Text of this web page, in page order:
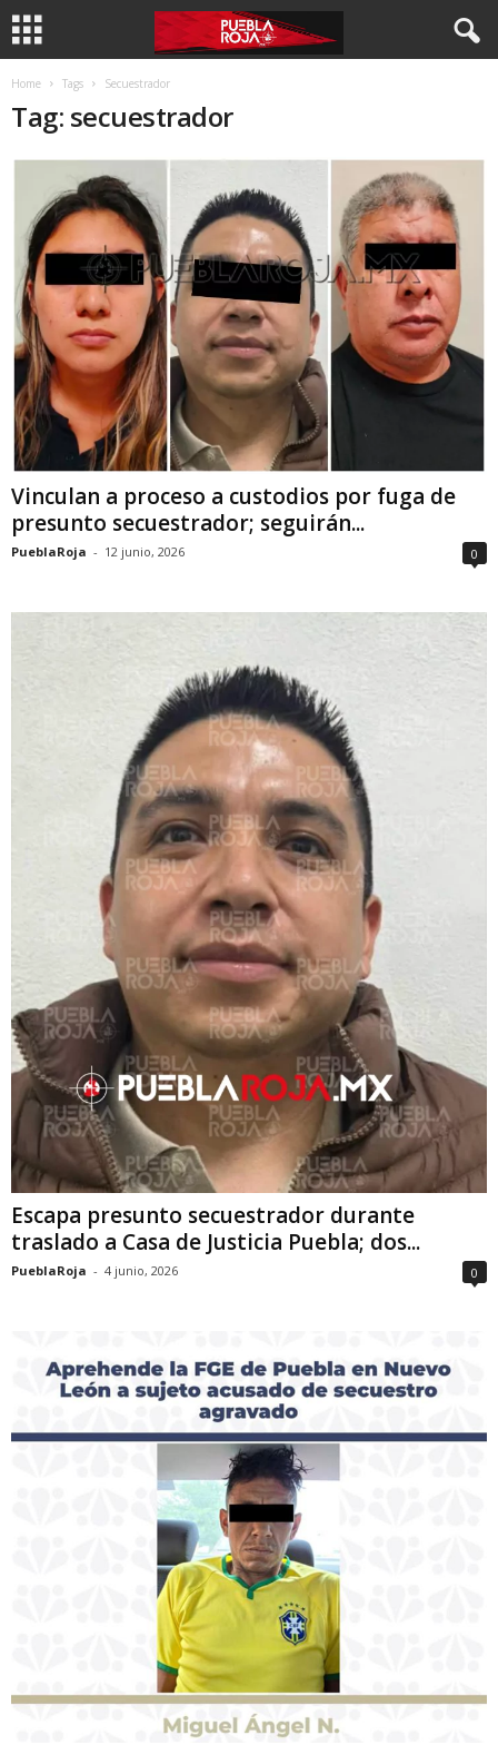
Home Tags Secuestrador
Tag: secuestrador
Vinculan a proceso a custodios por fuga de
presunto secuestrador; seguirán...
PueblaRoja - 12 junio, 2026 0
Escapa presunto secuestrador durante
traslado a Casa de Justicia Puebla; dos...
PueblaRoja - 4 junio, 2026 0